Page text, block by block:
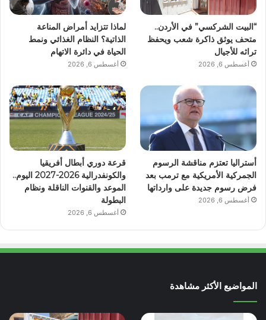
“البيت الشركسي” في الأردن..
متحف يوثق ذاكرة شعب ويحفظ
تراثه للأجيال
أغسطس 6, 2026
لماذا تتزايد أمراض المناعة
الذاتية؟ النظام الغذائي ونمط
الحياة في دائرة الاتهام
أغسطس 6, 2026
أستراليا تعتزم مناقشة الرسوم
الجمركية الأمريكية مع ترمب بعد
فرض رسوم جديدة على وارداتها
أغسطس 6, 2026
قرعة دوري أبطال أفريقيا
والكونفدرالية 2026-2027 اليوم..
الموعد والقنوات الناقلة ونظام
البطولة
أغسطس 6, 2026
المواضيع الأكثر مشاهدة